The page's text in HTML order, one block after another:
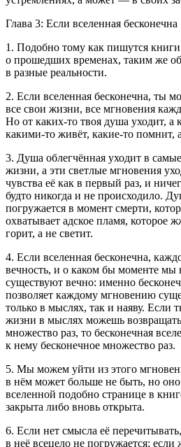
Глава 3: Если вселенная бесконечна
1. Подобно тому как пишутся
о прошедших временах, таким же
в разные реальности.
2. Если вселенная бесконечна, ты
все свои жизни, все мгновения
Но от каких-то твоя душа уходит, а
какими-то живёт, какие-то помнит,
3. Душа облегчённая уходит в
жизни, а эти светлые мгновения
чувства её как в первый раз, и
будто никогда и не происходило.
погружается в момент смерти,
охватывает адское пламя, которое
горит, а не светит.
4. Если вселенная бесконечна,
вечность, и о каком бы моменте мы
существуют вечно: именно
позволяет каждому мгновению
только в мыслях, так и наяву. Если
жизни в мыслях можешь
множество раз, то бесконечная
к нему бесконечное множество раз.
5. Мы можем уйти из этого
в нём может больше не быть, но оно
вселенной подобно странице в
закрыта либо вновь открыта.
6. Если нет смысла её
в неё всецело не погружается; если